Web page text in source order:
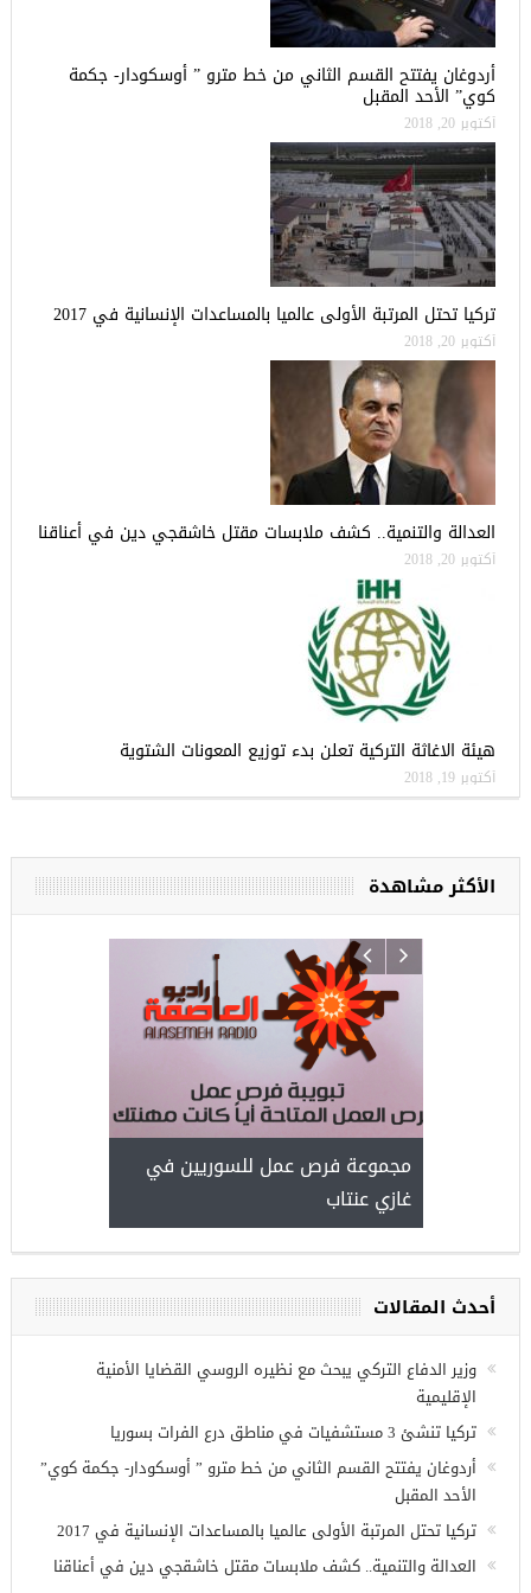
أردوغان يفتتح القسم الثاني من خط مترو ” أوسكودار- جكمة
كوي” الأحد المقبل
أكتوبر 20, 2018
تركيا تحتل المرتبة الأولى عالميا بالمساعدات الإنسانية في 2017
أكتوبر 20, 2018
العدالة والتنمية.. كشف ملابسات مقتل خاشقجي دين في أعناقنا
أكتوبر 20, 2018
هيئة الاغاثة التركية تعلن بدء توزيع المعونات الشتوية
أكتوبر 19, 2018
الأكثر مشاهدة
مجموعة فرص عمل للسوريين في
غازي عنتاب
أحدث المقالات
وزير الدفاع التركي يبحث مع نظيره الروسي القضايا الأمنية
الإقليمية
تركيا تنشئ 3 مستشفيات في مناطق درع الفرات بسوريا
أردوغان يفتتح القسم الثاني من خط مترو ” أوسكودار- جكمة كوي”
الأحد المقبل
تركيا تحتل المرتبة الأولى عالميا بالمساعدات الإنسانية في 2017
العدالة والتنمية.. كشف ملابسات مقتل خاشقجي دين في أعناقنا